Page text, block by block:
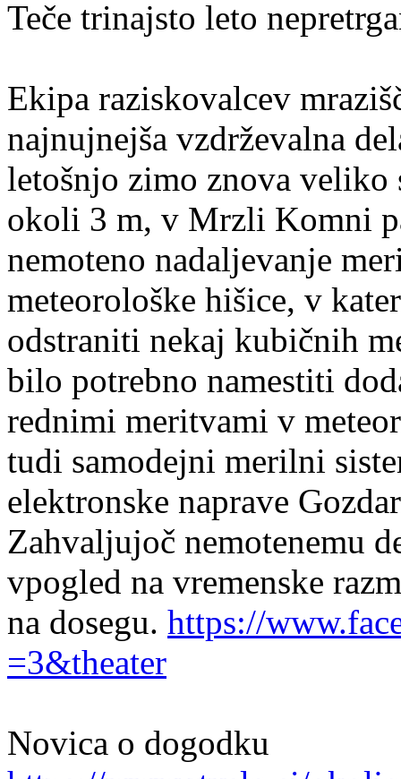
Teče trinajsto leto
Ekipa raziskovalcev
najnujnejša vzdrževalna
letošnjo zimo znova veliko
okoli 3 m, v Mrzli Komni
nemoteno nadaljevanje
meteorološke hišice, v
odstraniti nekaj kubičnih
bilo potrebno namestiti
rednimi meritvami v
tudi samodejni merilni
elektronske naprave
Zahvaljujoč nemotenemu
vpogled na vremenske
na dosegu. https://
=3&theater
Novica o dogodku